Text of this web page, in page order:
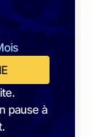
pause à